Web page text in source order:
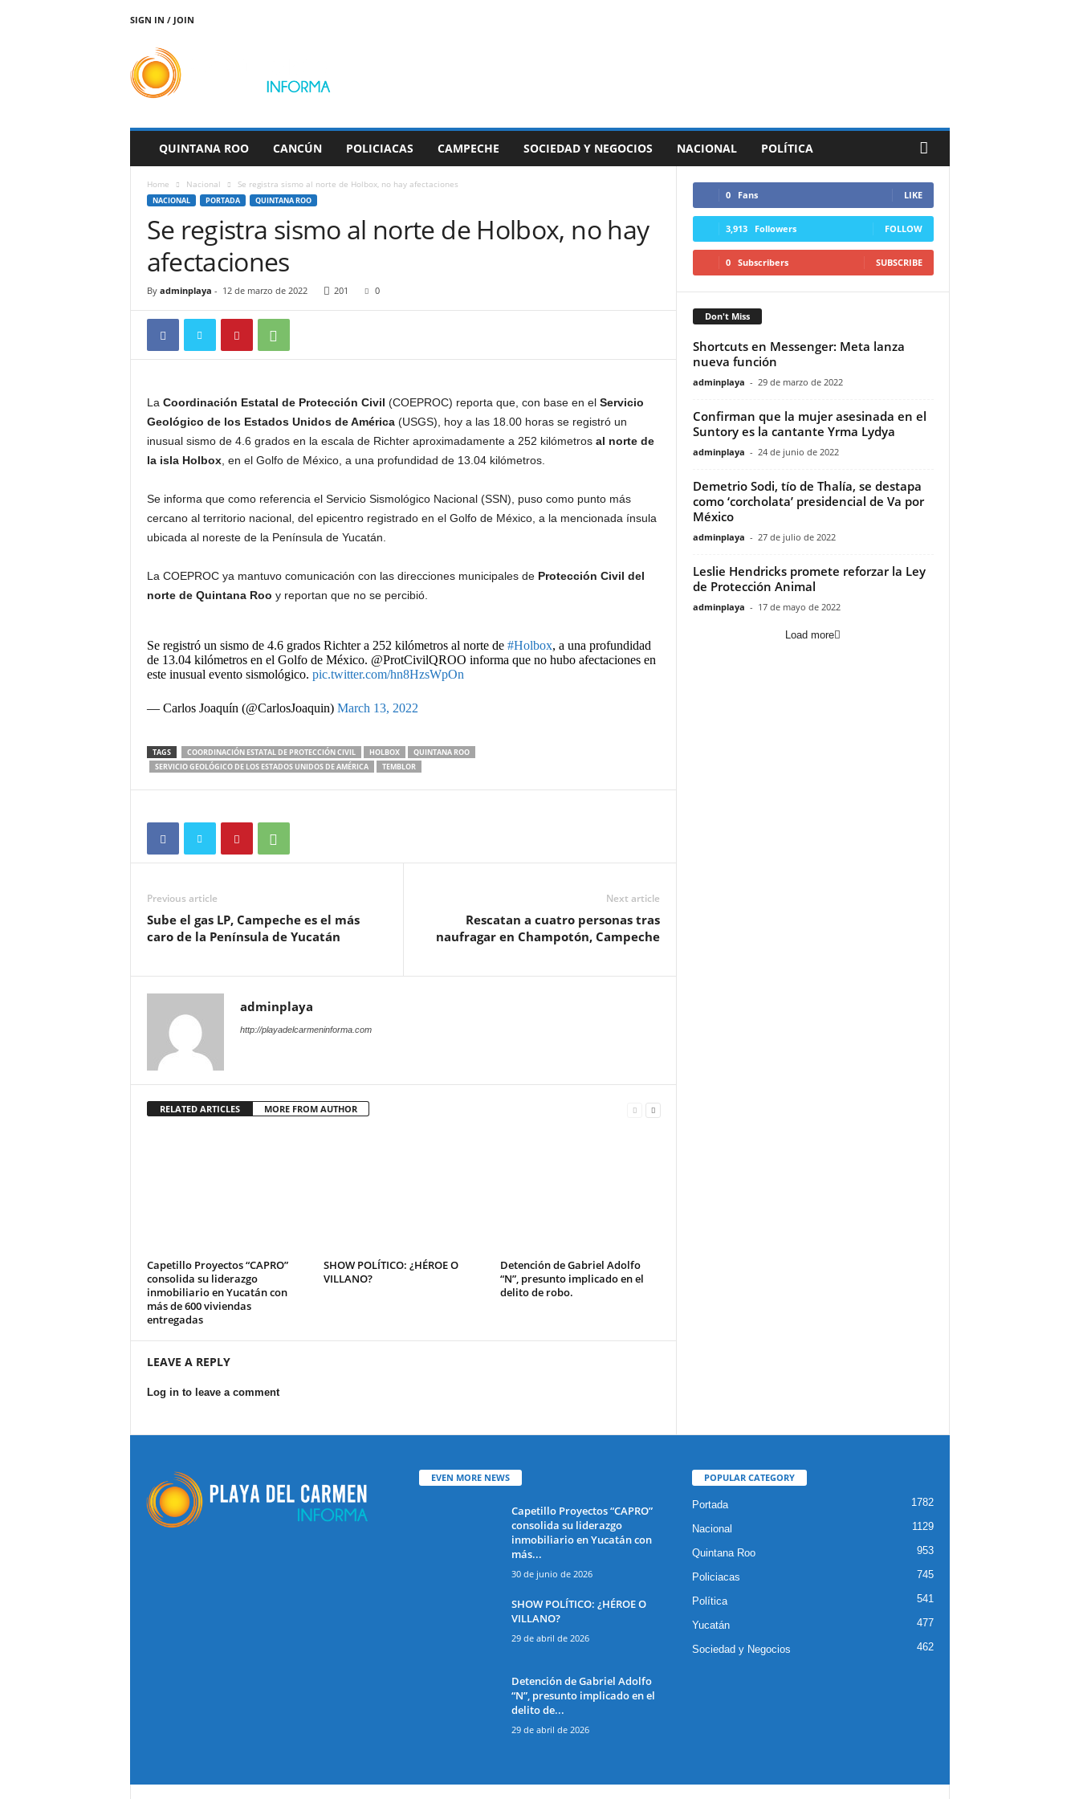
SIGN IN / JOIN
a
y
f
m
QUINTANA ROO CANCÚN POLICIACAS CAMPECHE SOCIEDAD Y NEGOCIOS NACIONAL POLÍTICA
Home Nacional Se registra sismo al norte de Holbox, no hay afectaciones
NACIONAL PORTADA QUINTANA ROO
Se registra sismo al norte de Holbox, no hay
afectaciones
By adminplaya - 12 de marzo de 2022 201 0
La Coordinación Estatal de Protección Civil (COEPROC) reporta que, con base en elServicio
Geológico de los Estados Unidos de América(USGS), hoy a las 18.00 horas se registró un
inusual sismo de 4.6 grados en la escala de Richter aproximadamente a 252 kilómetros al norte de
la isla Holbox, en el Golfo de México, a una profundidad de 13.04 kilómetros.
Se informa que como referencia el Servicio Sismológico Nacional (SSN), puso como punto más
cercano al territorio nacional, del epicentro registrado en el Golfo de México, a la mencionada ínsula
ubicada al noreste de la Península de Yucatán.
La COEPROC ya mantuvo comunicación con las direcciones municipales de Protección Civil del
norte de Quintana Roo y reportan que no se percibió.
Se registró un sismo de 4.6 grados Richter a 252 kilómetros al norte de #Holbox, a una profundidad
de 13.04 kilómetros en el Golfo de México. @ProtCivilQROO informa que no hubo afectaciones en
este inusual evento sismológico. pic.twitter.com/hn8HzsWpOn
— Carlos Joaquín (@CarlosJoaquin) March 13, 2022
TAGS COORDINACIÓN ESTATAL DE PROTECCIÓN CIVIL HOLBOX
QUINTANA ROO
SERVICIO GEOLÓGICO DE LOS ESTADOS UNIDOS DE AMÉRICA
TEMBLOR
Previous article
Sube el gas LP, Campeche es el más
caro de la Península de Yucatán
Next article
Rescatan a cuatro personas tras
naufragar en Champotón, Campeche
adminplaya
http://playadelcarmeninforma.com
RELATED ARTICLES MORE FROM AUTHOR
Capetillo Proyectos “CAPRO”
consolida su liderazgo
inmobiliario en Yucatán con
más de 600 viviendas
entregadas
SHOW POLÍTICO: ¿HÉROE O
VILLANO?
Detención de Gabriel Adolfo
“N”, presunto implicado en el
delito de robo.
LEAVE A REPLY
Log in to leave a comment
0 Fans LIKE
3,913 Followers FOLLOW
0 Subscribers SUBSCRIBE
Don't Miss
Shortcuts en Messenger: Meta lanza
nueva función
adminplaya - 29 de marzo de 2022
Confirman que la mujer asesinada en el
Suntory es la cantante Yrma Lydya
adminplaya - 24 de junio de 2022
Demetrio Sodi, tío de Thalía, se destapa
como ‘corcholata’ presidencial de Va por
México
adminplaya - 27 de julio de 2022
Leslie Hendricks promete reforzar la Ley
de Protección Animal
adminplaya - 17 de mayo de 2022
Load more
EVEN MORE NEWS
Capetillo Proyectos “CAPRO”
consolida su liderazgo
inmobiliario en Yucatán con
más...
30 de junio de 2026
SHOW POLÍTICO: ¿HÉROE O
VILLANO?
29 de abril de 2026
Detención de Gabriel Adolfo
“N”, presunto implicado en el
delito de...
29 de abril de 2026
POPULAR CATEGORY
Portada 1782
Nacional 1129
Quintana Roo 953
Policiacas 745
Política 541
Yucatán 477
Sociedad y Negocios 462